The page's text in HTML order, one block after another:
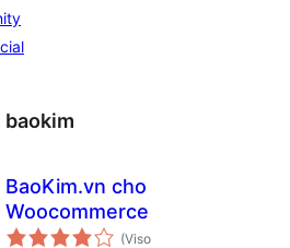
baokim
BaoKim.vn cho
Woocommerce
(Viso